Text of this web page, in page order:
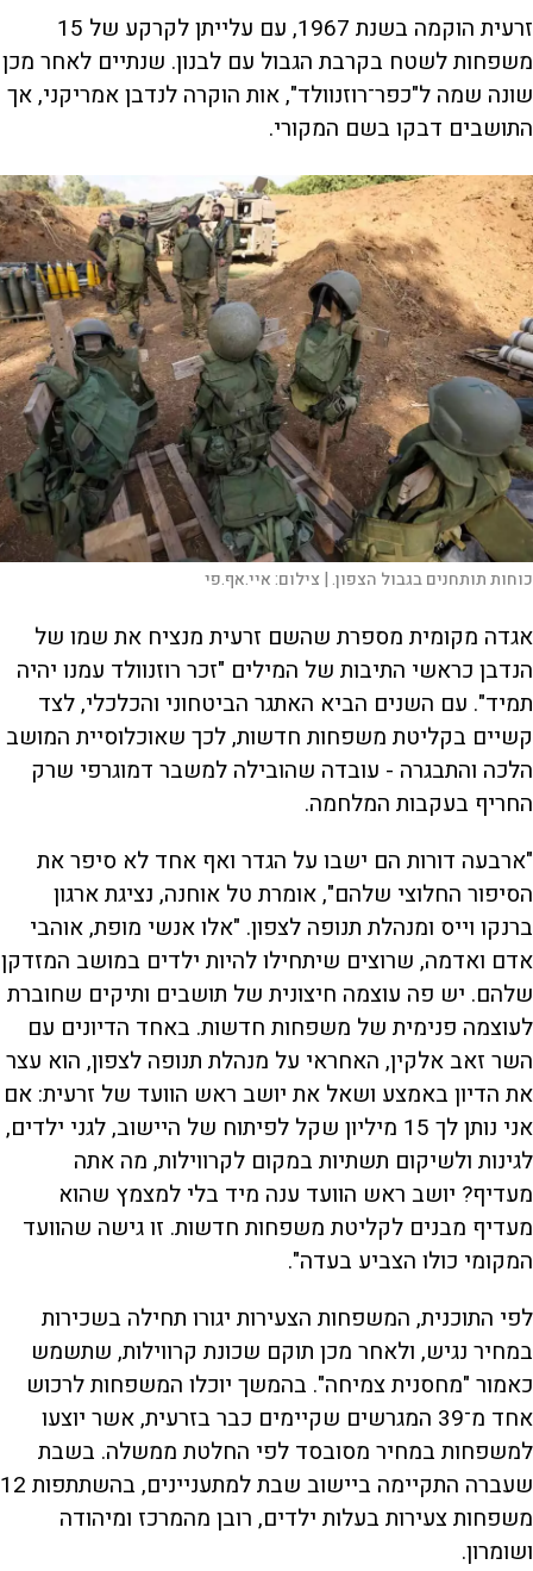
זרעית הוקמה בשנת 1967, עם עלייתן לקרקע של 15
משפחות לשטח בקרבת הגבול עם לבנון. שנתיים לאחר מכן
שונה שמה ל"כפר־רוזנוולד", אות הוקרה לנדבן אמריקני, אך
התושבים דבקו בשם המקורי.
כוחות תותחנים בגבול הצפון. | צילום:איי.אף.פי
אגדה מקומית מספרת שהשם זרעית מנציח את שמו של
הנדבן כראשי התיבות של המילים "זכר רוזנוולד עמנו יהיה
תמיד". עם השנים הביא האתגר הביטחוני והכלכלי, לצד
קשיים בקליטת משפחות חדשות, לכך שאוכלוסיית המושב
הלכה והתבגרה - עובדה שהובילה למשבר דמוגרפי שרק
החריף בעקבות המלחמה.
"ארבעה דורות הם ישבו על הגדר ואף אחד לא סיפר את
הסיפור החלוצי שלהם", אומרת טל אוחנה, נציגת ארגון
ברנקו וייס ומנהלת תנופה לצפון. "אלו אנשי מופת, אוהבי
אדם ואדמה, שרוצים שיתחילו להיות ילדים במושב המזדקן
שלהם. יש פה עוצמה חיצונית של תושבים ותיקים שחוברת
לעוצמה פנימית של משפחות חדשות. באחד הדיונים עם
השר זאב אלקין, האחראי על מנהלת תנופה לצפון, הוא עצר
את הדיון באמצע ושאל את יושב ראש הוועד של זרעית: אם
אני נותן לך 15 מיליון שקל לפיתוח של היישוב, לגני ילדים,
לגינות ולשיקום תשתיות במקום לקרווילות, מה אתה
מעדיף? יושב ראש הוועד ענה מיד בלי למצמץ שהוא
מעדיף מבנים לקליטת משפחות חדשות. זו גישה שהוועד
המקומי כולו הצביע בעדה".
לפי התוכנית, המשפחות הצעירות יגורו תחילה בשכירות
במחיר נגיש, ולאחר מכן תוקם שכונת קרווילות, שתשמש
כאמור "מחסנית צמיחה". בהמשך יוכלו המשפחות לרכוש
אחד מ־39 המגרשים שקיימים כבר בזרעית, אשר יוצעו
למשפחות במחיר מסובסד לפי החלטת ממשלה. בשבת
שעברה התקיימה ביישוב שבת למתעניינים, בהשתתפות 12
משפחות צעירות בעלות ילדים, רובן מהמרכז ומיהודה
ושומרון.